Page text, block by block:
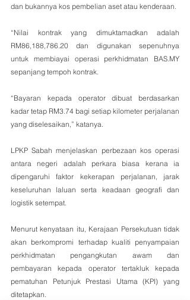
dan bukannya kos pembelian aset atau kenderaan.
“Nilai kontrak yang dimuktamadkan adalah
RM86,188,786.20 dan digunakan sepenuhnya
untuk membiayai operasi perkhidmatan BAS.MY
sepanjang tempoh kontrak.
“Bayaran kepada operator dibuat berdasarkan
kadar tetap RM3.74 bagi setiap kilometer perjalanan
yang diselesaikan,” katanya.
LPKP Sabah menjelaskan perbezaan kos operasi
antara negeri adalah perkara biasa kerana ia
dipengaruhi faktor kekerapan perjalanan, jarak
keseluruhan laluan serta keadaan geografi dan
logistik setempat.
Menurut kenyataan itu, Kerajaan Persekutuan tidak
akan berkompromi terhadap kualiti penyampaian
perkhidmatan pengangkutan awam dan
pembayaran kepada operator tertakluk kepada
pematuhan Petunjuk Prestasi Utama (KPI) yang
ditetapkan.